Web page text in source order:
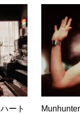
ート